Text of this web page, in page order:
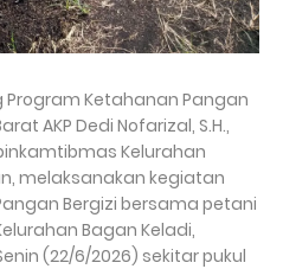
Ketahanan Pangan
AKP Dedi Nofarizal, S.H.,
Kelurahan
melaksanakan kegiatan
Bergizi bersama petani
Bagan Keladi,
(22/6/2026) sekitar pukul